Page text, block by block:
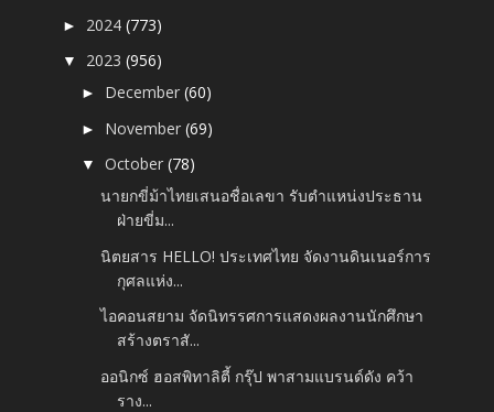
► 2024(773)
▼ 2023(956)
► December(60)
► November(69)
▼October(78)
นายกขี่ม้าไทยเสนอชื่อเลขา รับตำแหน่งประธาน
ฝ่ายขี่ม...
นิตยสาร HELLO! ประเทศไทย จัดงานดินเนอร์การ
กุศลแห่ง...
ไอคอนสยาม จัดนิทรรศการแสดงผลงานนักศึกษา
สร้างตราสั...
ออนิกซ์ ฮอสพิทาลิตี้ กรุ๊ป พาสามแบรนด์ดัง คว้า
ราง...